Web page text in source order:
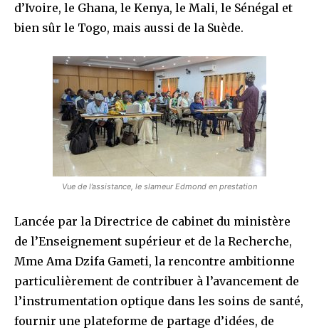
d’Ivoire, le Ghana, le Kenya, le Mali, le Sénégal et
bien sûr le Togo, mais aussi de la Suède.
Vue de l’assistance, le slameur Edmond en prestation
Lancée par la Directrice de cabinet du ministère
de l’Enseignement supérieur et de la Recherche,
Mme Ama Dzifa Gameti, la rencontre ambitionne
particulièrement de contribuer à l’avancement de
l’instrumentation optique dans les soins de santé,
fournir une plateforme de partage d’idées, de